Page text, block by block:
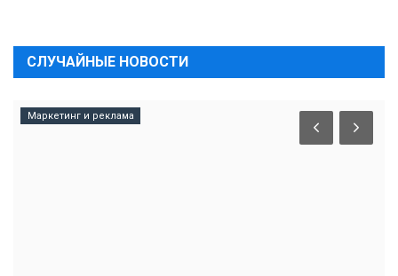
СЛУЧАЙНЫЕ НОВОСТИ
Маркетинг и реклама